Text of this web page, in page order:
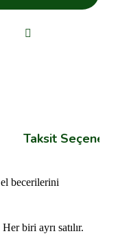
Taksit
becerilerini
biri ayrı satılır.